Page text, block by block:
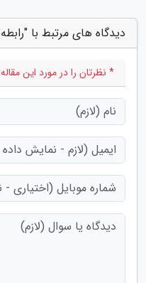
دیدگاه های مرتبط با
* نظرتان را در مورد این